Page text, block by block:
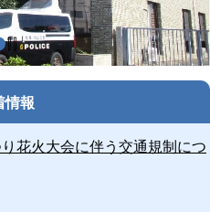
停
止
情報
花火大会に伴う交通規制につ